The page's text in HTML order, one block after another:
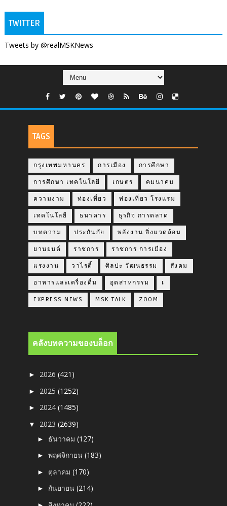
TWITTER
Tweets by @realMSKNews
TAGS
กรุงเทพมหานคร การเมือง การศึกษา
การศึกษา เทคโนโลยี เกษตร คมนาคม
ความงาม ท่องเที่ยว ท่องเที่ยว โรงแรม
เทคโนโลยี ธนาคาร ธุรกิจ การตลาด
บทความ ประกันภัย พลังงาน สิ่งแวดล้อม
ยานยนต์ ราชการ ราชการ การเมือง
แรงงาน วาไรตี้ ศิลปะ วัฒนธรรม สังคม
อาหารและเครื่องดื่ม อุตสาหกรรม เ
EXPRESS NEWS MSK TALK ZOOM
คลังบทความของบล็อก
► 2026(421)
► 2025(1252)
► 2024(1485)
▼ 2023(2639)
► ธันวาคม(127)
►พฤศจิกายน(183)
► ตุลาคม(170)
► กันยายน(214)